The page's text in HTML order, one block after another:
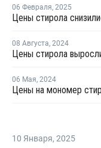
06 Февраля, 2025
Цены стирола
08 Августа, 2024
Цены стирола
06 Мая, 2024
Цены на мономер
10 Января, 2025